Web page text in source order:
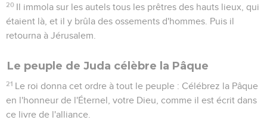
20 Il immola sur les autels tous les prêtres des hauts lieux, qui
étaient là, et il y brûla des ossements d'hommes. Puis il
retourna à Jérusalem.
Le peuple de Juda célèbre la Pâque
21 Le roi donna cet ordre à tout le peuple : Célébrez la Pâque
en l'honneur de l'Éternel, votre Dieu, comme il est écrit dans
ce livre de l'alliance.